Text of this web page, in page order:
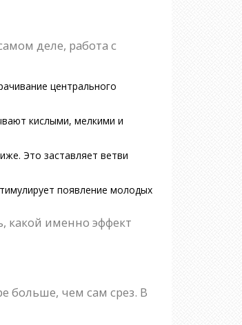
деле, работа с
центрального
кислыми, мелкими и
Это заставляет ветви
появление молодых
какой именно эффект
больше, чем сам срез. В